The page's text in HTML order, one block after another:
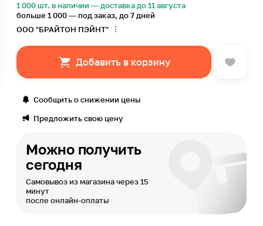
1 000 шт. в наличии — доставка до 11 августа
больше 1 000 — под заказ, до 7 дней
ООО "БРАЙТОН ПЭЙНТ"
Добавить в корзину
Сообщить о снижении цены
Предложить свою цену
Можно получить
сегодня
Самовывоз из магазина через 15
минут
после онлайн-оплаты